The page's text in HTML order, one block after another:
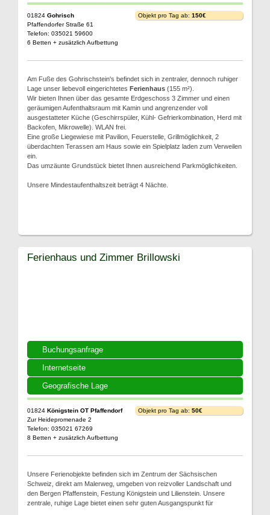
01824 Gohrisch
Pfaffendorfer Straße 61
Telefon: 035021 59600
6 Betten + zusätzlich Aufbettung
Objekt pro Tag ab: 150€
Am Fuße des Gohrischstein's befindet sich in zentraler, dennoch ruhiger
Lage unser liebevoll eingerichtetes Ferienhaus (155 m²).
Wir bieten Ihnen über das gesamte Erdgeschoss 3 Zimmer und einen
geräumigen Aufenthaltsraum mit Kamin und angrenzender voll
ausgestatteter Küche (Geschirrspüler, Kühl- Gefrierkombination, Herd mit
Backofen, Mikrowelle). WLAN frei.
Eine große Liegewiese mit Pavilion, Feuerstelle, Grillmöglichkeit, 2
überdachten Terassen am Haus sowie ein Spielplatz laden zum Verweilen
ein.
Das umzäunte Grundstück bietet Ihnen ausreichend Parkmöglichkeiten.
Unsere Mindestaufenthaltszeit beträgt 4 Nächte.
Buchungsanfrage
Internetseite
Geografische Lage
Ferienhaus und Zimmer Brillowski
01824 Königstein OT Pfaffendorf
Zur Heidepromenade 2
Telefon: 035021 67269
8 Betten + zusätzlich Aufbettung
Objekt pro Tag ab: 50€
Unsere Ferienobjekte befinden sich im Zentrum der Sächsischen
Schweiz, direkt am Malerweg, umgeben von reizvoller Landschaft und
den Bergen Pfaffenstein, Festung Königstein und Lilienstein. Unsere
zentrale, ruhige Lage bietet einen sehr guten Ausgangspunkt für